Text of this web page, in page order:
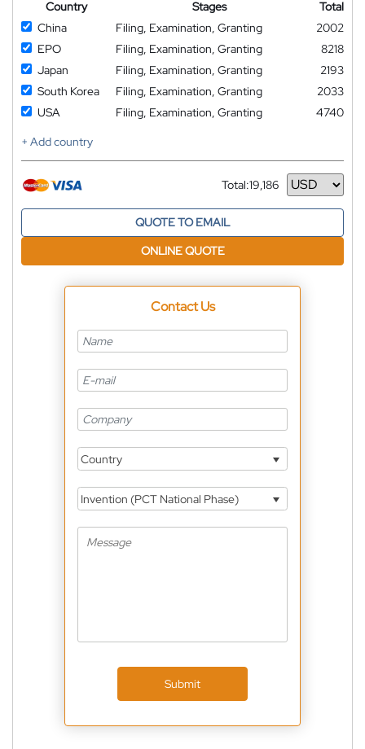
Country Stages
Total
China
Filing, Examination, Granting
2002
EPO
Filing, Examination, Granting
8218
Japan
Filing, Examination, Granting
2193
South Korea
Filing, Examination, Granting
2033
USA
Filing, Examination, Granting
4740
+ Add country
Total:19,186
Currency
QUOTE TO EMAIL
ONLINE QUOTE
Contact Us
Country
Invention (PCT National Phase)
Submit